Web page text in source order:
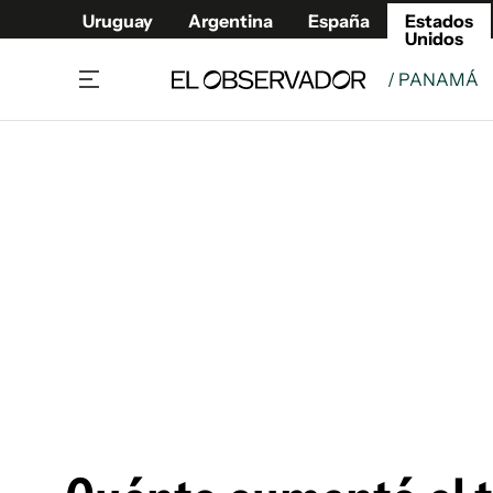
Uruguay Argentina España
Estados
Unidos
/ PANAMÁ